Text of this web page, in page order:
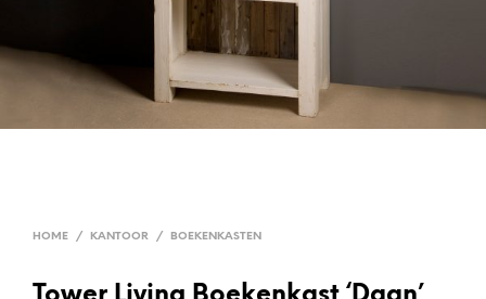
HOME / KANTOOR / BOEKENKASTEN